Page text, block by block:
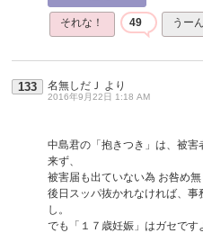
それな！ 49 うー
133 名無しだＪ より
2016年9月22日 1:18 AM
中島君の「抱きつき」は、被
来ず、
被害届も出ていない為 お咎め
後日スッパ抜かれなければ、
し。
でも「１７歳妊娠」はガセです